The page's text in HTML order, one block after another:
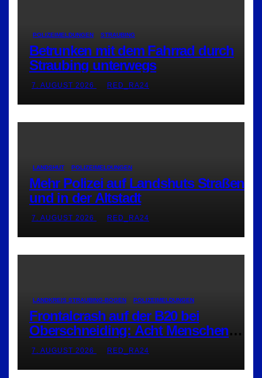
POLIZEIMELDUNGEN STRAUBING
Betrunken mit dem Fahrrad durch
Straubing unterwegs
7. AUGUST 2026 RED_RA24
LANDSHUT POLIZEIMELDUNGEN
Mehr Polizei auf Landshuts Straßen
und in der Altstadt
7. AUGUST 2026 RED_RA24
LANDKREIS STRAUBING-BOGEN POLIZEIMELDUNGEN
Frontalcrash auf der B20 bei
Oberschneiding: Acht Menschen
verletzt
7. AUGUST 2026 RED_RA24